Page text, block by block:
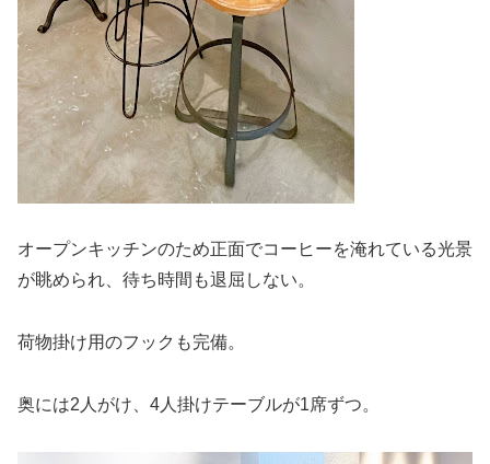
オープンキッチンのため正面でコーヒーを淹れている光景
が眺められ、待ち時間も退屈しない。
荷物掛け用のフックも完備。
奥には2人がけ、4人掛けテーブルが1席ずつ。